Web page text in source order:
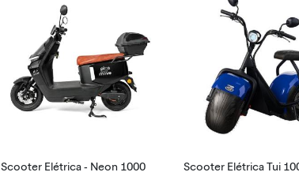
Scooter Elétrica - Neon 1000
Scooter Elétrica Tui